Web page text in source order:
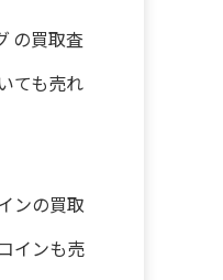
の買取査
ても売れ
ンの買取
インも売